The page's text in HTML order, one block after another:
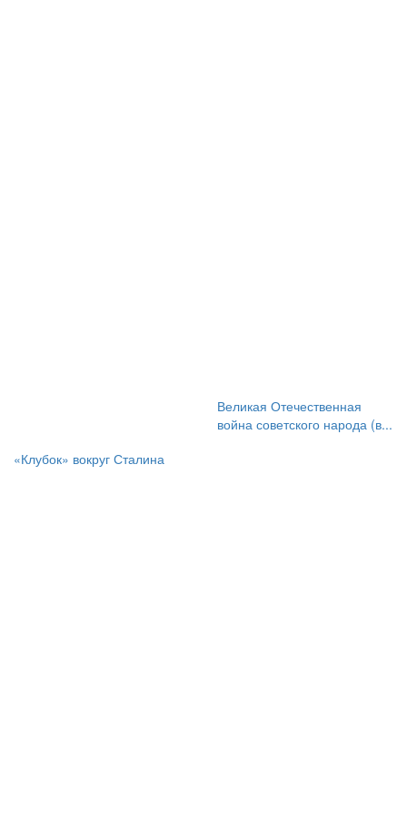
«Клубок» вокруг Сталина
Великая Отечественная
война советского народа (в...